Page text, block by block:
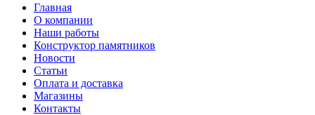
Главная
О компании
Наши работы
Конструктор памятников
Новости
Статьи
Оплата и доставка
Магазины
Контакты